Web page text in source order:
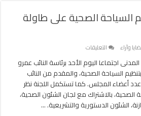
السياحة الصحية على طاولة
وآراء التعليقات
قانون
تنظيم
السياحة
الصحية
على
اجتماعا اليوم الأحد برئاسة النائب عمرو
السياحة الصحية، والمقدم من النائب
أعضاء المجلس. كما تستكمل اللجنة نظر
بالاشتراك مع لجان الشئون الصحية،
الشئون الدستورية والتشريعية. …